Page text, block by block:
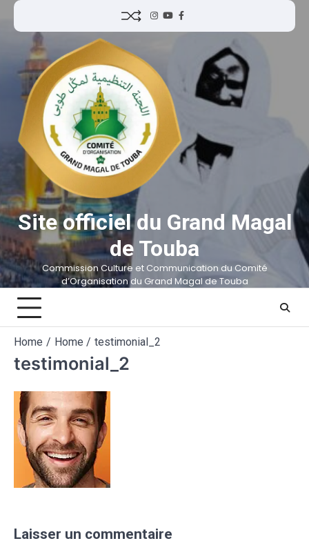
Site officiel du Grand Magal
de Touba
Commission Culture et Communication du Comité
d’Organisation du Grand Magal de Touba
Home Home testimonial_2
testimonial_2
Laisser un commentaire